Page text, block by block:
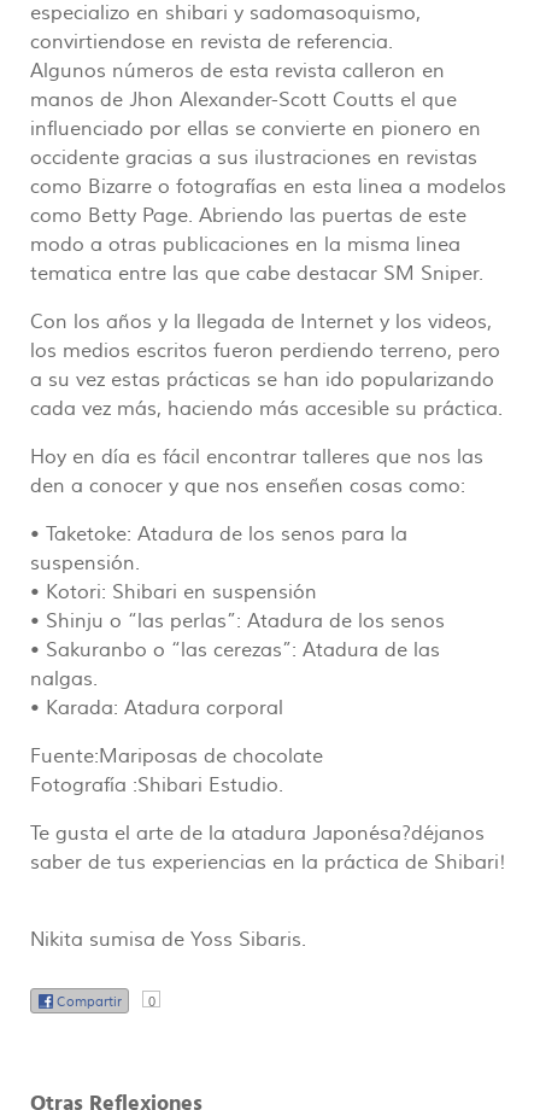
especializo en shibari y sadomasoquismo,
convirtiendose en revista de referencia.
Algunos números de esta revista calleron en
manos de Jhon Alexander-Scott Coutts el que
influenciado por ellas se convierte en pionero en
occidente gracias a sus ilustraciones en revistas
como Bizarre o fotografías en esta linea a modelos
como Betty Page. Abriendo las puertas de este
modo a otras publicaciones en la misma linea
tematica entre las que cabe destacar SM Sniper.
Con los años y la llegada de Internet y los videos,
los medios escritos fueron perdiendo terreno, pero
a su vez estas prácticas se han ido popularizando
cada vez más, haciendo más accesible su práctica.
Hoy en día es fácil encontrar talleres que nos las
den a conocer y que nos enseñen cosas como:
• Taketoke: Atadura de los senos para la
suspensión.
• Kotori: Shibari en suspensión
• Shinju o “las perlas”: Atadura de los senos
• Sakuranbo o “las cerezas”: Atadura de las
nalgas.
• Karada: Atadura corporal
Fuente:Mariposas de chocolate
Fotografía :Shibari Estudio.
Te gusta el arte de la atadura Japonésa?déjanos
saber de tus experiencias en la práctica de Shibari!
Nikita sumisa de Yoss Sibaris.
Compartir 0
Otras Reflexiones